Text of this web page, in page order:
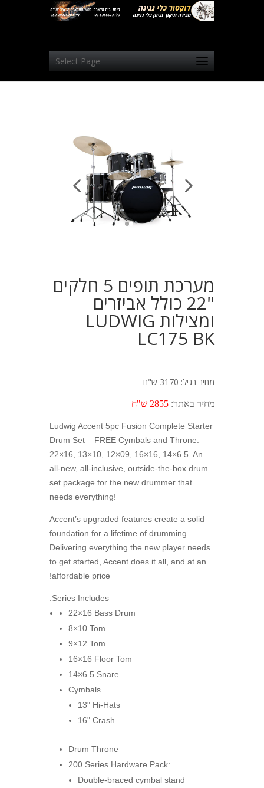
Select Page
מערכת תופים 5 חלקים
"22 כולל אביזרים
ומצילות LUDWIG
LC175 BK
מחיר רגיל: 3170 ש"ח
מחיר באתר:
Ludwig Accent 5pc Fusion Complete Starter
Drum Set – FREE Cymbals and Throne.
22×16, 13×10, 12×09, 16×16, 14×6.5. An
all-new, all-inclusive, outside-the-box drum
set package for the new drummer that
needs everything!
Accent’s upgraded features create a solid
foundation for a lifetime of drumming.
Delivering everything the new player needs
to get started, Accent does it all, and at an
affordable price!
Series Includes:
22×16 Bass Drum
8×10 Tom
9×12 Tom
16×16 Floor Tom
14×6.5 Snare
Cymbals
13" Hi-Hats
16" Crash
Drum Throne
200 Series Hardware Pack:
Double-braced cymbal stand